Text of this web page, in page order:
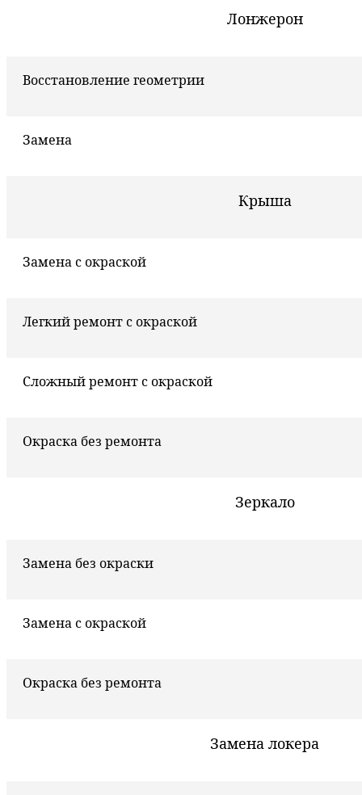
Лонжерон
Восстановление геометрии
Замена
Крыша
Замена с окраской
Легкий ремонт с окраской
Сложный ремонт с окраской
Окраска без ремонта
Зеркало
Замена без окраски
Замена с окраской
Окраска без ремонта
Замена локера